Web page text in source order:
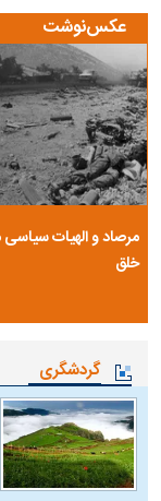
عکس‌نوشت
مرصاد و الهیات
خلق
گردشگری